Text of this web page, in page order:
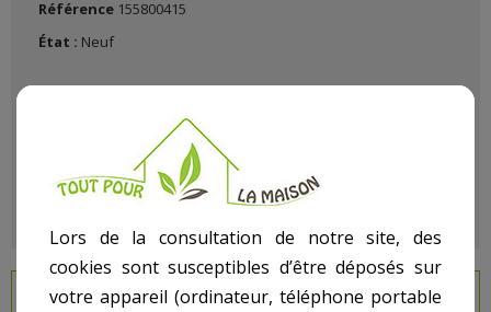
Référence 155800415
État : Neuf
EN SAVOIR PLUS
Lors de la consultation de notre site, des
cookies sont susceptibles d’être déposés sur
votre appareil (ordinateur, téléphone portable